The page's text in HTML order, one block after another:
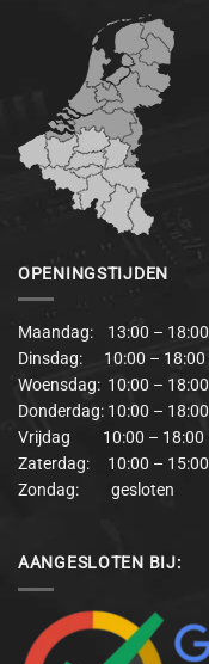
OPENINGSTIJDEN
Maandag: 13:00 – 18:00
Dinsdag: 10:00 – 18:00
Woensdag: 10:00 – 18:00
Donderdag: 10:00 – 18:00
Vrijdag 10:00 – 18:00
Zaterdag: 10:00 – 15:00
Zondag: gesloten
AANGESLOTEN BIJ: